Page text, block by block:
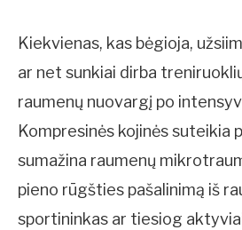
Kiekvienas, kas bėgioja,
ar net sunkiai dirba
raumenų nuovargį po
Kompresinės kojinės suteikia
sumažina raumenų
pieno rūgšties pašalinimą iš
sportininkas ar tiesiog